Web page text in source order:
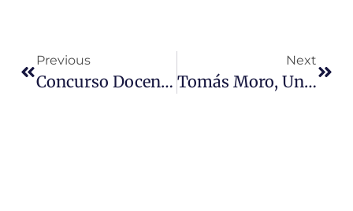
Previous
Concurso Docente Otoño 2019
Next
Tomás Moro, Un Abogado Ejemplar. José Gómez Cerda